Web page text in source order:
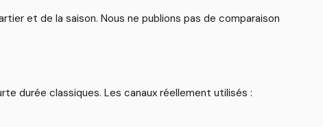
rtier et de la saison. Nous ne publions pas de comparaison
rte durée classiques. Les canaux réellement utilisés :